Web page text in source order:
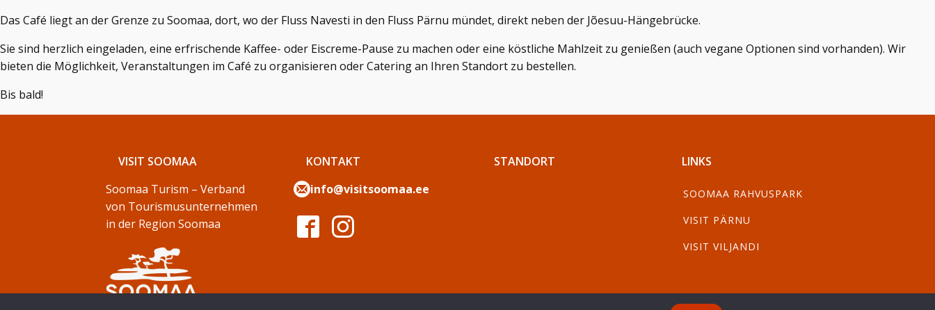
Das Café liegt an der Grenze zu Soomaa, dort, wo der Fluss Navesti in den Fluss Pärnu mündet, direkt neben der Jõesuu-Hängebrücke.
Sie sind herzlich eingeladen, eine erfrischende Kaffee- oder Eiscreme-Pause zu machen oder eine köstliche Mahlzeit zu genießen (auch vegane Optionen sind vorhanden). Wir
bieten die Möglichkeit, Veranstaltungen im Café zu organisieren oder Catering an Ihren Standort zu bestellen.
Bis bald!
VISIT SOOMAA
Soomaa Turism – Verband
von Tourismusunternehmen
in der Region Soomaa
KONTAKT
info@visitsoomaa.ee
STANDORT LINKS
SOOMAA RAHVUSPARK
VISIT PÄRNU
VISIT VILJANDI